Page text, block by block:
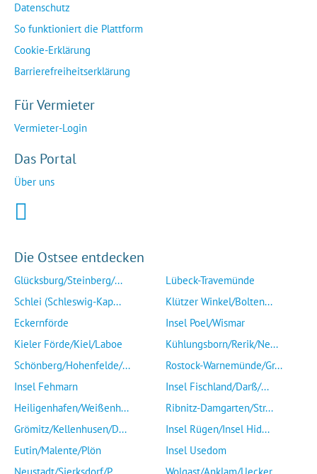
Datenschutz
So funktioniert die Plattform
Cookie-Erklärung
Barrierefreiheitserklärung
Für Vermieter
Vermieter-Login
Das Portal
Über uns
Die Ostsee entdecken
Glücksburg/Steinberg/...
Schlei (Schleswig-Kap...
Eckernförde
Kieler Förde/Kiel/Laboe
Schönberg/Hohenfelde/...
Insel Fehmarn
Heiligenhafen/Weißenh...
Grömitz/Kellenhusen/D...
Eutin/Malente/Plön
Lübeck-Travemünde
Klützer Winkel/Bolten...
Insel Poel/Wismar
Kühlungsborn/Rerik/Ne...
Rostock-Warnemünde/Gr...
Insel Fischland/Darß/...
Ribnitz-Damgarten/Str...
Insel Rügen/Insel Hid...
Insel Usedom